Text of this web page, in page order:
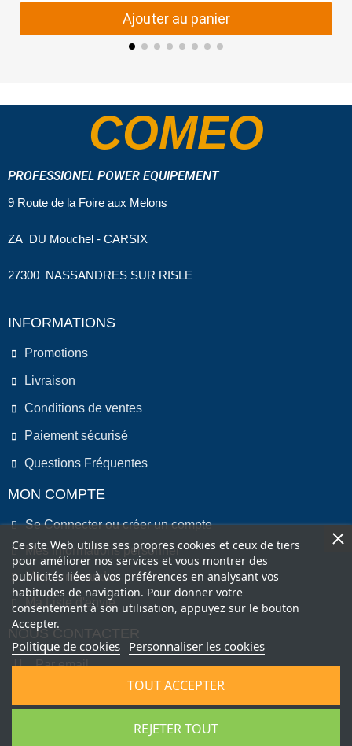
Ajouter au panier
COMEO
PROFESSIONEL POWER EQUIPEMENT
9 Route de la Foire aux Melons
ZA DU Mouchel - CARSIX
27300 NASSANDRES SUR RISLE
INFORMATIONS
Promotions
Livraison
Conditions de ventes
Paiement sécurisé
Questions Fréquentes
MON COMPTE
Se Connecter ou créer un compte
Mes informations personnel
Mes commandes
Ma Liste d'envie
NOUS CONTACTER
Par email
Ce site Web utilise ses propres cookies et ceux de tiers
pour améliorer nos services et vous montrer des
publicités liées à vos préférences en analysant vos
habitudes de navigation. Pour donner votre
consentement à son utilisation, appuyez sur le bouton
Accepter.
Politique de cookies Personnaliser les cookies
REJETER TOUT
TOUT ACCEPTER
Copyright © 2022 by COMEO FRANCE SAS . All Right Reserved.